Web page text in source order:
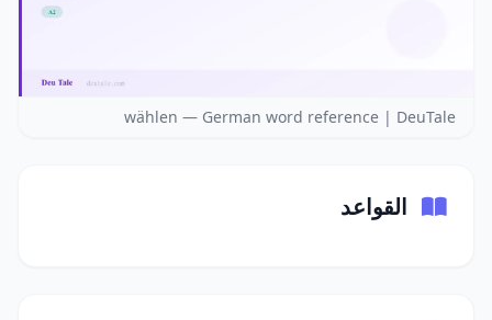
wählen — German word reference | DeuTale
القواعد